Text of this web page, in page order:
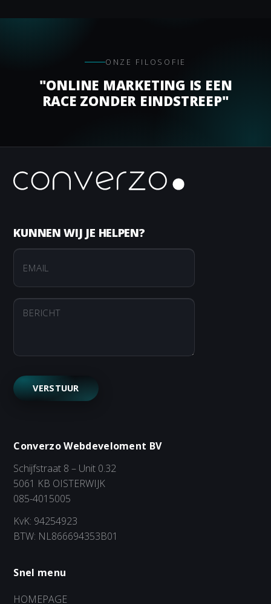
ONZE FILOSOFIE
"ONLINE MARKETING IS EEN
RACE ZONDER EINDSTREEP"
KUNNEN WIJ JE HELPEN?
Converzo Webdeveloment BV
Schijfstraat 8 – Unit 0.32
5061 KB OISTERWIJK
085-4015005
KvK: 94254923
BTW: NL866694353B01
Snel menu
HOMEPAGE